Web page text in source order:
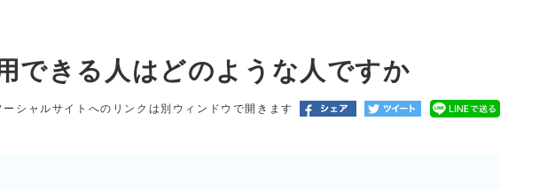
できる人はどのような人ですか
ーシャルサイトへのリンクは別ウィンドウで開きます